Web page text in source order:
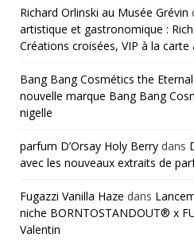
Richard Orlinski au Musée Grévin
artistique et gastronomique :
Créations croisées, VIP à la carte
Bang Bang Cosmétics the
nouvelle marque Bang Bang
nigelle
parfum D’Orsay Holy Berry dans
avec les nouveaux extraits de
Fugazzi Vanilla Haze dans
niche BORNTOSTANDOUT® x
Valentin